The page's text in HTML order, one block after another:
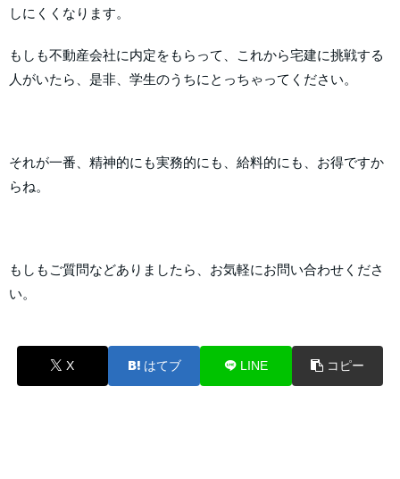
しにくくなります。
もしも不動産会社に内定をもらって、これから宅建に挑戦する
人がいたら、是非、学生のうちにとっちゃってください。
それが一番、精神的にも実務的にも、給料的にも、お得ですか
らね。
もしもご質問などありましたら、お気軽にお問い合わせくださ
い。
X はてブ LINE コピー